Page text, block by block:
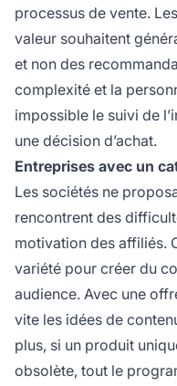
processus de vente.
valeur souhaitent
et non des
complexité et la
impossible le suivi de
une décision d’achat.
Entreprises avec un
Les sociétés ne
rencontrent des
motivation des affiliés.
variété pour créer du
audience. Avec une
vite les idées de
plus, si un produit
obsolète, tout le